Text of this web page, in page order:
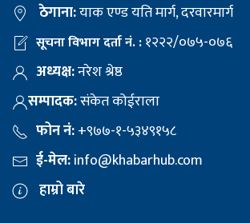
ठेगाना:याक एण्ड यति मार्ग, दरवारमार्ग
सूचना विभाग दर्ता नं. :१२२२/०७५-०७६
अध्यक्ष:नरेश श्रेष्ठ
सम्पादक:संकेत कोईराला
फोन नं:+९७७-१-५३४९१५८
ई-मेल:info@khabarhub.com
हाम्रो बारे